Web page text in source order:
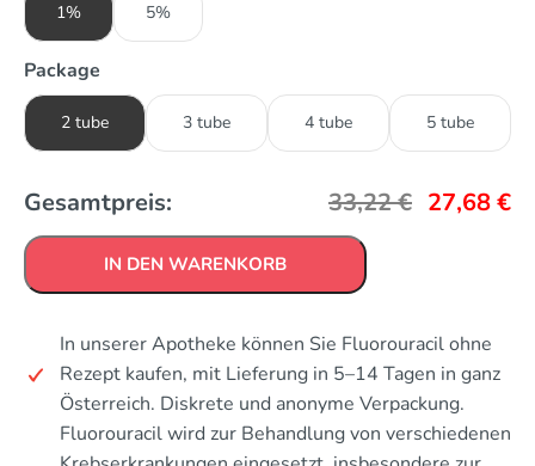
1% 5%
Package
2 tube 3 tube 4 tube 5 tube
Gesamtpreis: 33,22€ 27,68€
IN DEN WARENKORB
In unserer Apotheke können Sie Fluorouracil ohne
Rezept kaufen, mit Lieferung in 5–14 Tagen in ganz
Österreich. Diskrete und anonyme Verpackung.
Fluorouracil wird zur Behandlung von verschiedenen